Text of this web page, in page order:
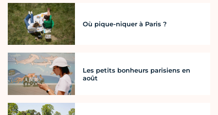
Où pique-niquer à Paris ?
Les petits bonheurs parisiens en
août